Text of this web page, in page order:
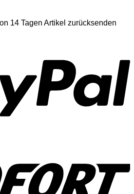
14 Tagen Artikel zurücksenden